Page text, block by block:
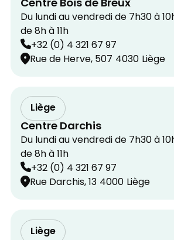
Centre Bois de Breux
Du lundi au vendredi de 7h30 à
de 8h à 11h
+32 (0) 4 321 67 97
Rue de Herve, 507 4030 Liège
Liège
Centre Darchis
Du lundi au vendredi de 7h30 à
de 8h à 11h
+32 (0) 4 321 67 97
Rue Darchis, 13 4000 Liège
Liège